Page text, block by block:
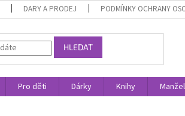
DARY A PRODEJ PODMÍNKY OCHRANY
HLEDAT
Pro děti Dárky Knihy